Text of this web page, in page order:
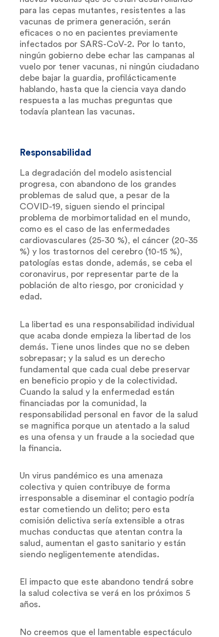
para las cepas mutantes, resistentes a las
vacunas de primera generación, serán
eficaces o no en pacientes previamente
infectados por SARS-CoV-2. Por lo tanto,
ningún gobierno debe echar las campanas al
vuelo por tener vacunas, ni ningún ciudadano
debe bajar la guardia, profilácticamente
hablando, hasta que la ciencia vaya dando
respuesta a las muchas preguntas que
todavía plantean las vacunas.
Responsabilidad
La degradación del modelo asistencial
progresa, con abandono de los grandes
problemas de salud que, a pesar de la
COVID-19, siguen siendo el principal
problema de morbimortalidad en el mundo,
como es el caso de las enfermedades
cardiovasculares (25-30 %), el cáncer (20-35
%) y los trastornos del cerebro (10-15 %),
patologías estas donde, además, se ceba el
coronavirus, por representar parte de la
población de alto riesgo, por cronicidad y
edad.
La libertad es una responsabilidad individual
que acaba donde empieza la libertad de los
demás. Tiene unos lindes que no se deben
sobrepasar; y la salud es un derecho
fundamental que cada cual debe preservar
en beneficio propio y de la colectividad.
Cuando la salud y la enfermedad están
financiadas por la comunidad, la
responsabilidad personal en favor de la salud
se magnifica porque un atentado a la salud
es una ofensa y un fraude a la sociedad que
la financia.
Un virus pandémico es una amenaza
colectiva y quien contribuye de forma
irresponsable a diseminar el contagio podría
estar cometiendo un delito; pero esta
comisión delictiva sería extensible a otras
muchas conductas que atentan contra la
salud, aumentan el gasto sanitario y están
siendo negligentemente atendidas.
El impacto que este abandono tendrá sobre
la salud colectiva se verá en los próximos 5
años.
No creemos que el lamentable espectáculo